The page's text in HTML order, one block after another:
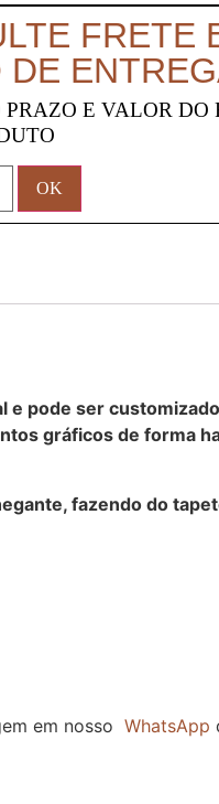
FRETE
DE
E VALOR DO
e pode ser
gráficos de forma
fazendo do
em nosso WhatsApp